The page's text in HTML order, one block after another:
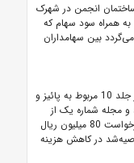
انجمن در شهرک
به همراه سود سهام که
بین سهامداران
آقای دکترقره‌پتیان اظهار داشتند مجله شماره دو از جلد 10 مربوط به پائیز و
مجله شماره یک از
جلد یازدهم نیز آماده می‌باشد. ایشان در ادامه درخواست 80 میلیون ریال
در کاهش هزینه